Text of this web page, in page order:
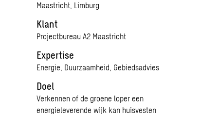
Maastricht, Limburg
Klant
Projectbureau A2 Maastricht
Expertise
Energie, Duurzaamheid, Gebiedsadvies
Doel
Verkennen of de groene loper een
energieleverende wijk kan huisvesten